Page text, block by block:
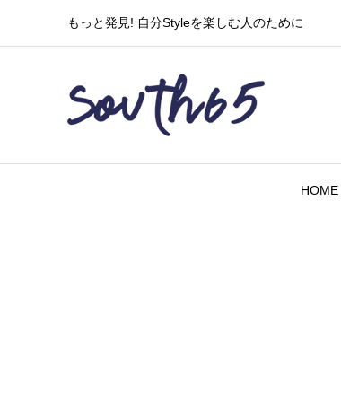
もっと発見! 自分Styleを楽しむ人のために
HOME